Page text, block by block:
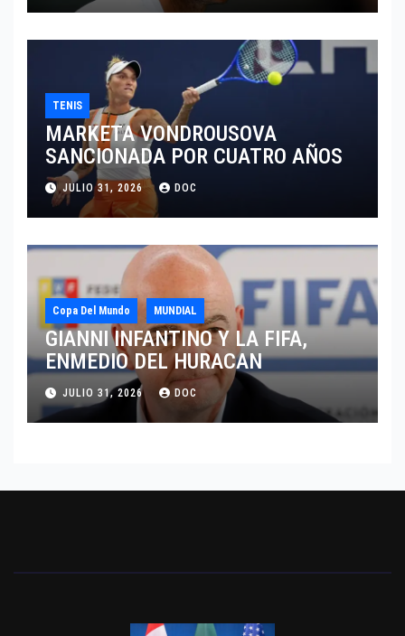
TENIS
MARKETA VONDROUSOVA
SANCIONADA POR CUATRO AÑOS
JULIO 31, 2026 DOC
Copa Del Mundo MUNDIAL
GIANNI INFANTINO Y LA FIFA,
ENMEDIO DEL HURACAN
JULIO 31, 2026 DOC